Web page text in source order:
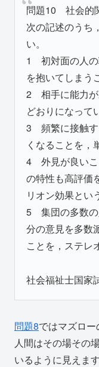
問題10 社会的
次の記述のうち
い。
1 初対面の人の
を抱いてしまう
2 相手に能力が
どおりになって
3 頻繁に接触す
くなることを，
4 外見が良いこ
の特性も高評価
リオン効果とい
5 集団の多数の
分の意見を多数
ことを，ステレ
社会福祉士国家
問題8ではマズロ
人間はその場その
いるように見えま